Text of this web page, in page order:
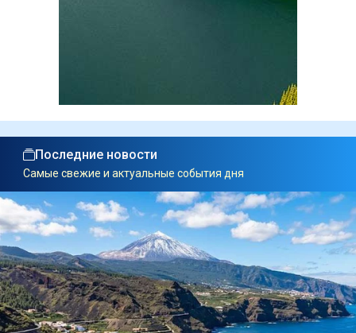
Последние новости
Самые свежие и актуальные события дня